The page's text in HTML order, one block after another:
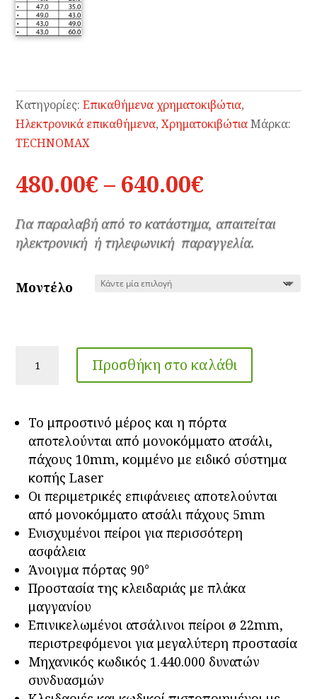
Κατηγορίες:Επικαθήμενα χρηματοκιβώτια,
Ηλεκτρονικά επικαθήμενα,Χρηματοκιβώτια Μάρκα:
TECHNOMAX
480.00€ – 640.00€
480.00€
through
640.00€
Για παραλαβή από το κατάστημα, απαιτείται
ηλεκτρονική ή τηλεφωνική παραγγελία.
Μοντέλο
Χρηματοκιβώτια
DMC
Προσθήκη στο καλάθι
Το μπροστινό μέρος και η πόρτα
αποτελούνται από μονοκόμματο ατσάλι,
πάχους 10mm, κομμένο με ειδικό σύστημα
κοπής Laser
Οι περιμετρικές επιφάνειες αποτελούνται
από μονοκόμματο ατσάλι πάχους 5mm
Ενισχυμένοι πείροι για περισσότερη
ασφάλεια
Άνοιγμα πόρτας 90°
Προστασία της κλειδαριάς με πλάκα
μαγγανίου
Επινικελωμένοι ατσάλινοι πείροι ø 22mm,
περιστρεφόμενοι για μεγαλύτερη προστασία
Μηχανικός κωδικός 1.440.000 δυνατών
συνδυασμών